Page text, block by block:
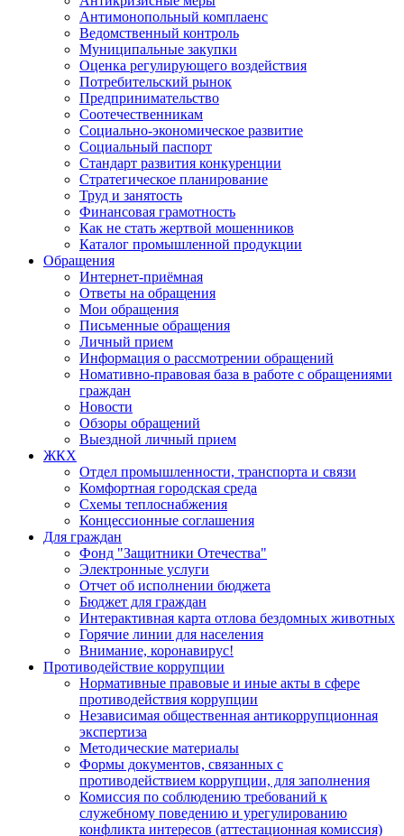
Антимонопольный комплаенс
Ведомственный контроль
Муниципальные закупки
Оценка регулирующего воздействия
Потребительский рынок
Предпринимательство
Соотечественникам
Социально-экономическое развитие
Социальный паспорт
Стандарт развития конкуренции
Стратегическое планирование
Труд и занятость
Финансовая грамотность
Как не стать жертвой мошенников
Каталог промышленной продукции
Обращения
Интернет-приёмная
Ответы на обращения
Мои обращения
Письменные обращения
Личный прием
Информация о рассмотрении обращений
Номативно-правовая база в работе с обращениями
граждан
Новости
Обзоры обращений
Выездной личный прием
ЖКХ
Отдел промышленности, транспорта и связи
Комфортная городская среда
Схемы теплоснабжения
Концессионные соглашения
Для граждан
Фонд "Защитники Отечества"
Электронные услуги
Отчет об исполнении бюджета
Бюджет для граждан
Интерактивная карта отлова бездомных животных
Горячие линии для населения
Внимание, коронавирус!
Противодействие коррупции
Нормативные правовые и иные акты в сфере
противодействия коррупции
Независимая общественная антикоррупционная
экспертиза
Методические материалы
Формы документов, связанных с
противодействием коррупции, для заполнения
Комиссия по соблюдению требований к
служебному поведению и урегулированию
конфликта интересов (аттестационная комиссия)